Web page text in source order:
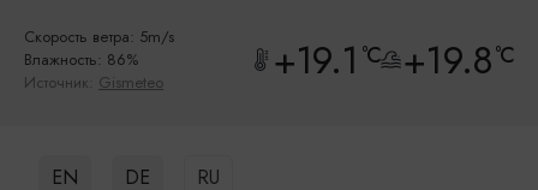
Скорость ветра: 5m/s
Влажность: 86%
Источник: Gismeteo +19.1 °C +19.8°C
EN DE RU